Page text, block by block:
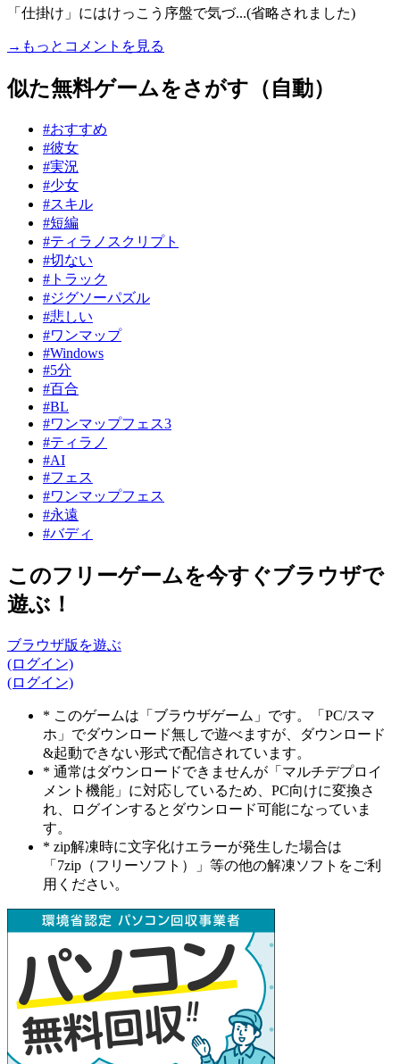
「仕掛け」にはけっこう序盤で気づ...(省略されました)
→もっとコメントを見る
似た無料ゲームをさがす（自動）
#おすすめ
#彼女
#実況
#少女
#スキル
#短編
#ティラノスクリプト
#切ない
#トラック
#ジグソーパズル
#悲しい
#ワンマップ
#Windows
#5分
#百合
#BL
#ワンマップフェス3
#ティラノ
#AI
#フェス
#ワンマップフェス
#永遠
#バディ
このフリーゲームを今すぐブラウザで
遊ぶ！
ブラウザ版を遊ぶ
(ログイン)
(ログイン)
* このゲームは「ブラウザゲーム」です。「PC/スマ
ホ」でダウンロード無しで遊べますが、ダウンロード
&起動できない形式で配信されています。
* 通常はダウンロードできませんが「マルチデプロイ
メント機能」に対応しているため、PC向けに変換さ
れ、ログインするとダウンロード可能になっていま
す。
* zip解凍時に文字化けエラーが発生した場合は
「7zip（フリーソフト）」等の他の解凍ソフトをご利
用ください。